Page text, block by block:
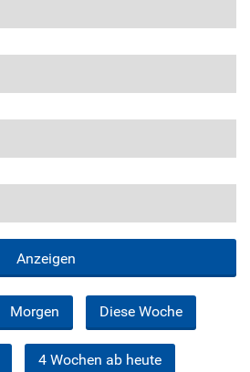
Morgen Diese Woche
4 Wochen ab heute